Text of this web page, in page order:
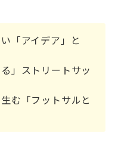
「アイデア」と
」ストリートサッ
む「フットサルと